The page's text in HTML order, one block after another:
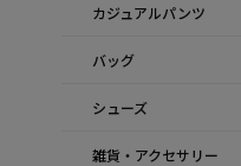
カジュアルパンツ
バッグ
シューズ
雑貨・アクセサリー